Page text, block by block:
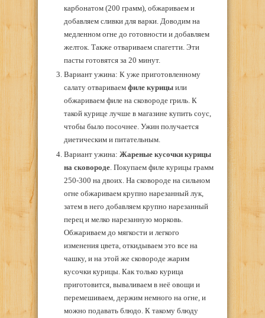
карбонатом (200 грамм), обжариваем и
добавляем сливки для варки. Доводим на
медленном огне до готовности и добавляем
желток. Также отвариваем спагетти. Эти
пасты готовятся за 20 минут.
Вариант ужина: К уже приготовленному
салату отвариваем филе курицыили
обжариваем филе на сковороде гриль. К
такой курице лучше в магазине купить соус,
чтобы было посочнее. Ужин получается
диетическим и питательным.
Вариант ужина: Жареные кусочки курицы
на сковороде. Покупаем филе курицы грамм
250-300 на двоих. На сковороде на сильном
огне обжариваем крупно нарезанный лук,
затем в него добавляем крупно нарезанный
перец и мелко нарезанную морковь.
Обжариваем до мягкости и легкого
изменения цвета, откидываем это все на
чашку, и на этой же сковороде жарим
кусочки курицы. Как только курица
приготовится, вываливаем в неё овощи и
перемешиваем, держим немного на огне, и
можно подавать блюдо. К такому блюду